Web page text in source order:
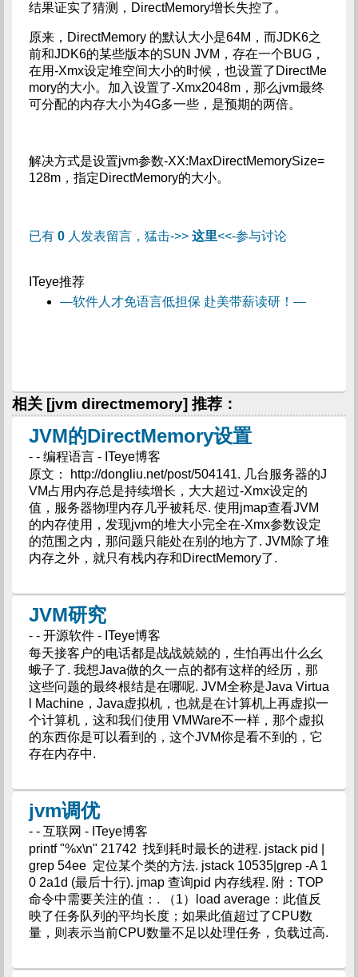
结果证实了猜测，DirectMemory增长失控了。
原来，DirectMemory 的默认大小是64M，而JDK6之
前和JDK6的某些版本的SUN JVM，存在一个BUG，
在用-Xmx设定堆空间大小的时候，也设置了DirectMe
mory的大小。加入设置了-Xmx2048m，那么jvm最终
可分配的内存大小为4G多一些，是预期的两倍。
解决方式是设置jvm参数-XX:MaxDirectMemorySize=
128m，指定DirectMemory的大小。
已有 0人发表留言，猛击->> 这里<<-参与讨论
ITeye推荐
—软件人才免语言低担保 赴美带薪读研！—
相关 [jvm directmemory] 推荐：
JVM的DirectMemory设置
- - 编程语言 - ITeye博客
原文： http://dongliu.net/post/504141. 几台服务器的J
VM占用内存总是持续增长，大大超过-Xmx设定的
值，服务器物理内存几乎被耗尽. 使用jmap查看JVM
的内存使用，发现jvm的堆大小完全在-Xmx参数设定
的范围之内，那问题只能处在别的地方了. JVM除了堆
内存之外，就只有栈内存和DirectMemory了.
JVM研究
- - 开源软件 - ITeye博客
每天接客户的电话都是战战兢兢的，生怕再出什么幺
蛾子了. 我想Java做的久一点的都有这样的经历，那
这些问题的最终根结是在哪呢. JVM全称是Java Virtua
l Machine，Java虚拟机，也就是在计算机上再虚拟一
个计算机，这和我们使用 VMWare不一样，那个虚拟
的东西你是可以看到的，这个JVM你是看不到的，它
存在内存中.
jvm调优
- - 互联网 - ITeye博客
printf "%x\n" 21742 找到耗时最长的进程. jstack pid |
grep 54ee 定位某个类的方法. jstack 10535|grep -A 1
0 2a1d (最后十行). jmap 查询pid 内存线程. 附：TOP
命令中需要关注的值：. （1）load average：此值反
映了任务队列的平均长度；如果此值超过了CPU数
量，则表示当前CPU数量不足以处理任务，负载过高.